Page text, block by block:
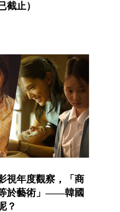
截止）
視年度觀察，「商
於藝術」——韓國
？